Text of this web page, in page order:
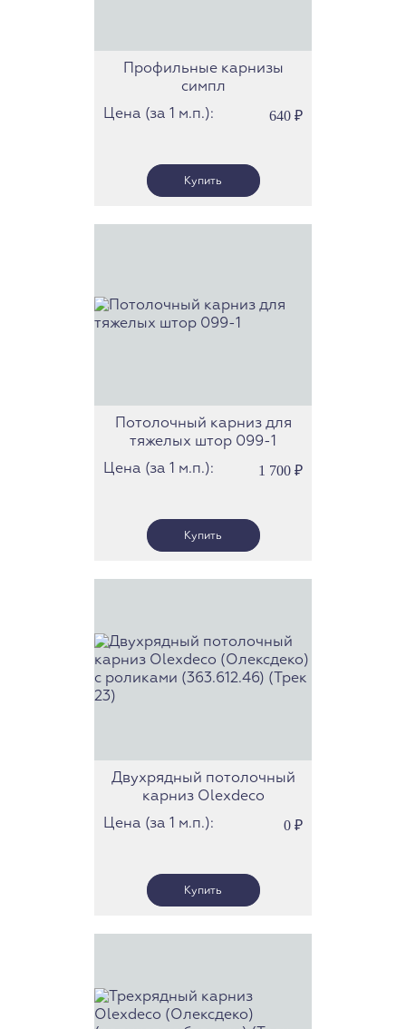
Профильные карнизы
симпл
Цена (за 1 м.п.):
640 ₽
Потолочный карниз для
тяжелых штор 099-1
Цена (за 1 м.п.):
1 700 ₽
Двухрядный потолочный
карниз Olexdeco
(Олексдеко) c роликами
(363.612.46) (Трек 23)
Цена (за 1 м.п.): 0 ₽